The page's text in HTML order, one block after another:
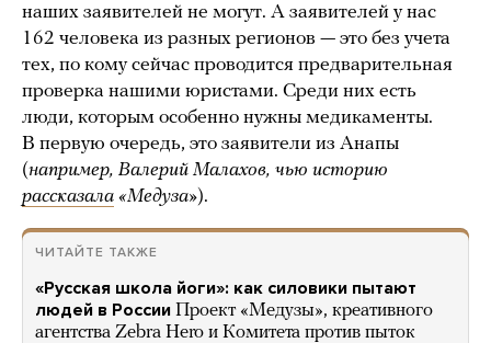
наших заявителей не могут. А заявителей у нас
162 человека из разных регионов — это без учета
тех, по кому сейчас проводится предварительная
проверка нашими юристами. Среди них есть
люди, которым особенно нужны медикаменты.
В первую очередь, это заявители из Анапы
(например, Валерий Малахов, чью историю
рассказала «Медуза»).
ЧИТАЙТЕ ТАКЖЕ
«Русская школа йоги»: как силовики пытают
людей в России Проект «Медузы», креативного
агентства Zebra Hero и Комитета против пыток